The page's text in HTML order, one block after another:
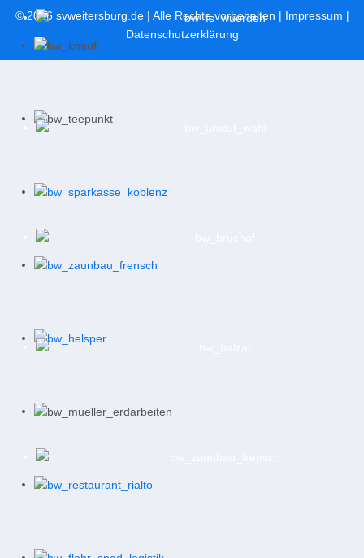
© 2026 svweitersburg.de| Alle Rechte vorbehalten | Impressum |
Datenschutzerklärung